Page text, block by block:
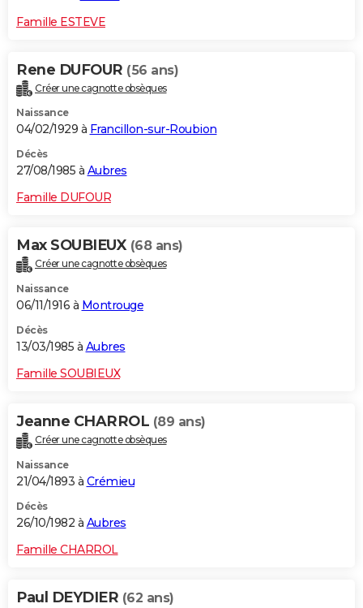
Famille ESTEVE
Rene DUFOUR (56 ans)
Créer une cagnotte obsèques
Naissance
04/02/1929 à Francillon-sur-Roubion
Décès
27/08/1985 à Aubres
Famille DUFOUR
Max SOUBIEUX (68 ans)
Créer une cagnotte obsèques
Naissance
06/11/1916 à Montrouge
Décès
13/03/1985 à Aubres
Famille SOUBIEUX
Jeanne CHARROL (89 ans)
Créer une cagnotte obsèques
Naissance
21/04/1893 à Crémieu
Décès
26/10/1982 à Aubres
Famille CHARROL
Paul DEYDIER (62 ans)